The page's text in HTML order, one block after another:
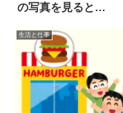
の写真を見ると…
生活と仕事